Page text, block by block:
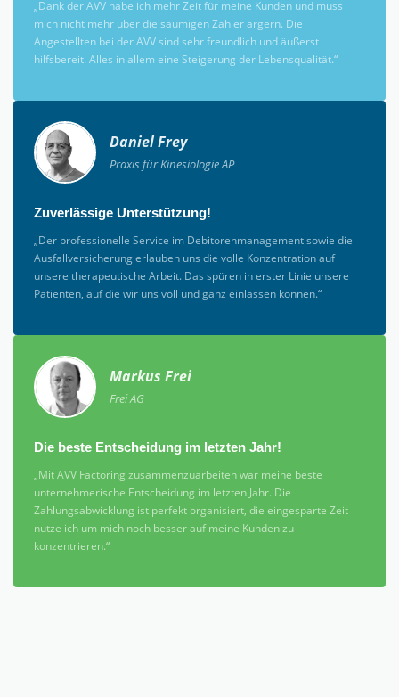
„Dank der AVV habe ich mehr Zeit für meine Kunden und muss
mich nicht mehr über die säumigen Zahler ärgern. Die
Angestellten bei der AVV sind sehr freundlich und äußerst
hilfsbereit. Alles in allem eine Steigerung der Lebensqualität.“
Daniel Frey
Praxis für Kinesiologie AP
Zuverlässige Unterstützung!
„Der professionelle Service im Debitorenmanagement sowie die
Ausfallversicherung erlauben uns die volle Konzentration auf
unsere therapeutische Arbeit. Das spüren in erster Linie unsere
Patienten, auf die wir uns voll und ganz einlassen können.“
Markus Frei
Frei AG
Die beste Entscheidung im letzten Jahr!
„Mit AVV Factoring zusammenzuarbeiten war meine beste
unternehmerische Entscheidung im letzten Jahr. Die
Zahlungsabwicklung ist perfekt organisiert, die eingesparte Zeit
nutze ich um mich noch besser auf meine Kunden zu
konzentrieren.“